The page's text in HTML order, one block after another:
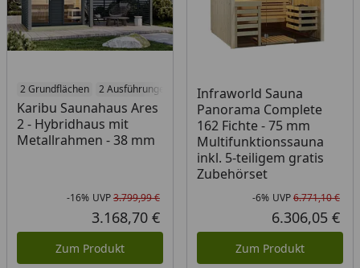
2 Grundflächen 2 Ausführungen 2 Farben 5 Öfen
Karibu Saunahaus Ares
2 - Hybridhaus mit
Metallrahmen - 38 mm
Rabatt in Prozent
-16%
Ursprünglicher Preis
UVP3.799,99 €
Aktueller Preis
3.168,70 €
Zum Produkt
Infraworld Sauna
Panorama Complete
162 Fichte - 75 mm
Multifunktionssauna
inkl. 5-teiligem gratis
Zubehörset
-6% UVP6.771,10 €
6.306,05 €
Zum Produkt